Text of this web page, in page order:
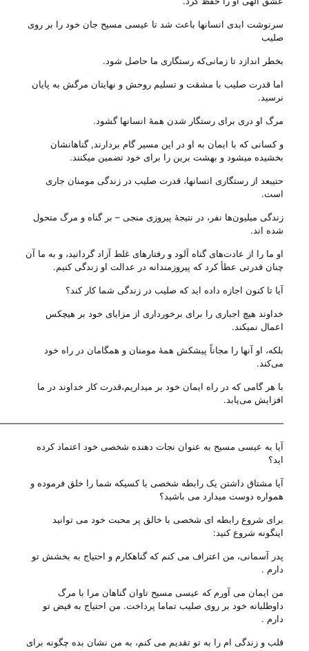
سرنوشت ابدی انسانها باعث شد تا ‌عیسی مسیح جان خود را بر روی
صلیب
بخطر اندازد تا زمانی‌که رستگاری ما حاصل شود.
اما قدرت صلیب با مشقت و تسلیم روحش و نهایتان مرگش به پایان
نرسید.
مرگ او دری برای رستگار شدن همهٔ انسانها گشود.
و کسانی‌ که با ایمان به او در این مسیر گام بردارند, گناهانشان
بخشیده میشود و بهشت برین را برای خود تضمین میکنند.
حتیبعد از رستگاری انسانها، قدرت صلیب در زندگی‌ مومنان جاری
است.
زندگی‌ میلیون‌ها نفر، در نتیجهٔ پیروزی منجی – بر گناه و مرگ متحول
شده اند.
او ما را از عادت‌های گناه آلود و رفتارهای غلط آزاد گردانید، و به ما آن
چنان قدرتی‌ عطأ کرد که پیروزمندانه در عدالت او زندگی‌ کنیم.
آیا تا کنون اجازه داده اید که صلیب در زندگی‌ شما کار کند؟
خداوند هیچ اجباری را برای برخورداری از مزایای خود بر هیچکس
اعمال نمیکند.
بلکه، او آنها را مجاناً پیشکش همهٔ مومنان و همگامان در راه خود
می‌‌کند.
با هر گامی که در راه ایمان خود بر میداریم،قدرت کار خداوند در ما
افزایش می‌‌یابد.
آیا به عیسی مسیح به عنوان نجات دهنده شخصی خود اعتماد کرده
اید؟
آیا مشتاق داشتن یک رابطه شخصی با کسیکه شما را خلق فرموده و
همواره دوست میدارد می باشید؟
برای شروع رابطه ای شخصی با خالق پر محبت خود می توانید
اینگونه شروع کنید:
پدر آسمانی، من اعتراف می کنم که گناهکارم و احتیاج به بخشش تو
دارم .
من ایمان می آورم که عیسی مسیح تاوان گناهان مرا با مرگ
داوطلبانه خود بر روی صلیب تماما پرداخت. من احتیاج به فیض تو
دارم .
قلب و زندگی ام را به تو تقدیم می کنم، به من نشان بده چگونه برای